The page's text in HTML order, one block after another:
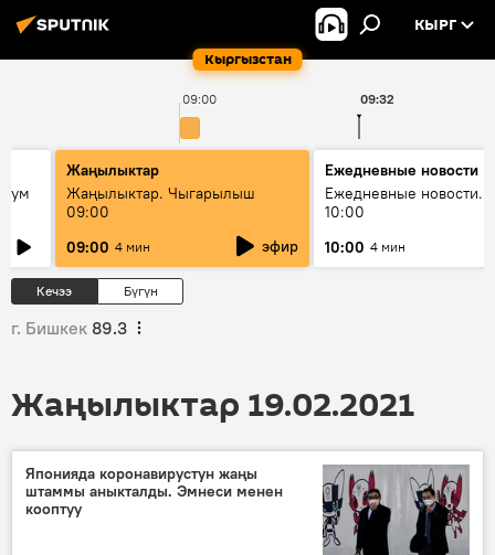
Кыргызстан
КЫРГ
09:00 09:32
Жаңылыктар
Жаңылыктар. Чыгарылыш
09:00
09:00 4 мин эфир
Ежедневные новости
Ежедневные новости.
10:00
10:00 4 мин
Кечээ Бүгүн
г. Бишкек 89.3
Жаңылыктар 19.02.2021
Японияда коронавирустун жаңы
штаммы аныкталды. Эмнеси менен
кооптуу